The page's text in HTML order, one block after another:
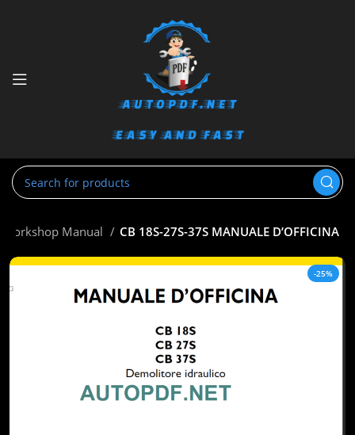
Manual CB 18S-27S-37S MANUALE D’OFFICINA
-25%